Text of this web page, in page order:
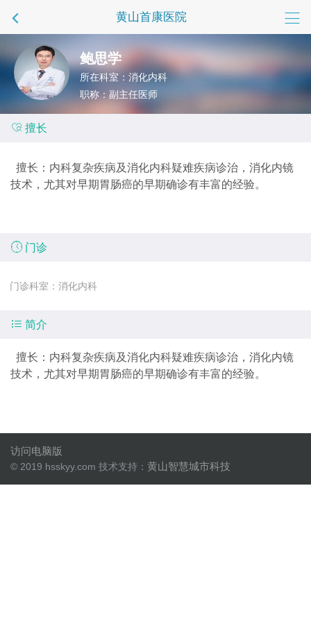
黄山首康医院
鲍思学
所在科室：消化内科
职称：副主任医师
 擅长
擅长：内科复杂疾病及消化内科疑难疾病诊治，消化内镜
技术，尤其对早期胃肠癌的早期确诊有丰富的经验。
 门诊
门诊科室：消化内科
 简介
擅长：内科复杂疾病及消化内科疑难疾病诊治，消化内镜
技术，尤其对早期胃肠癌的早期确诊有丰富的经验。
访问电脑版
© 2019 hsskyy.com 技术支持： 黄山智慧城市科技